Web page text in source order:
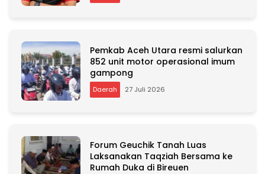
Pemkab Aceh Utara resmi salurkan
852 unit motor operasional imum
gampong
Daerah 27 Juli 2026
Forum Geuchik Tanah Luas
Laksanakan Taqziah Bersama ke
Rumah Duka di Bireuen